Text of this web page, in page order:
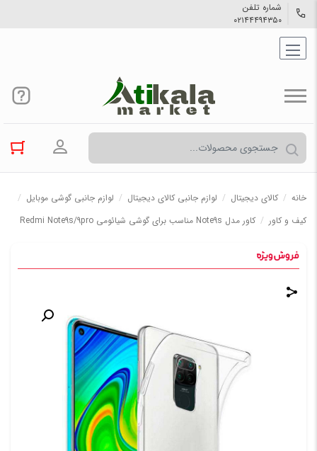
شماره تلفن
۰۲۱۴۴۴۹۴۳۵۰
ورود به
خانه / کالاي دیجیتال / لوازم جانبی کالای دیجیتال / لوازم جانبی گوشی موبایل /
کیف و کاور / کاور مدل Note9s مناسب برای گوشی شیائومی Redmi Note9s/9pro